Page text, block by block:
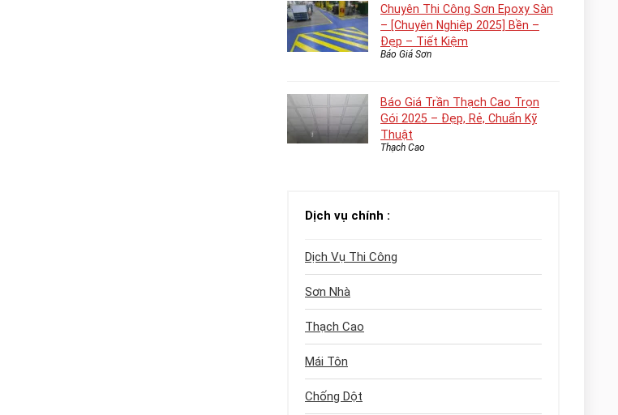
Chuyên Thi Công Sơn Epoxy Sàn
– [Chuyên Nghiệp 2025] Bền –
Đẹp – Tiết Kiệm
Báo Giá Sơn
Báo Giá Trần Thạch Cao Trọn
Gói 2025 – Đẹp, Rẻ, Chuẩn Kỹ
Thuật
Thạch Cao
Dịch vụ chính :
Dịch Vụ Thi Công
Sơn Nhà
Thạch Cao
Mái Tôn
Chống Dột